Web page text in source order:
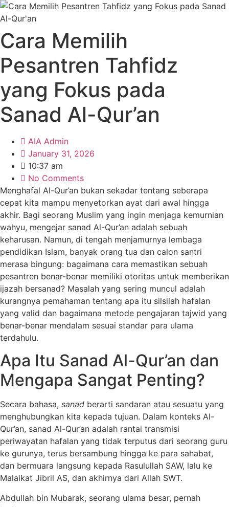
Skip
to
content
Cara Memilih
Pesantren Tahfidz
yang Fokus pada
Sanad Al-Qur’an
AIA Admin
January 31, 2026
10:37 am
No Comments
Menghafal Al-Qur’an bukan sekadar tentang seberapa
cepat kita mampu menyetorkan ayat dari awal hingga
akhir. Bagi seorang Muslim yang ingin menjaga kemurnian
wahyu, mengejar sanad Al-Qur’an adalah sebuah
keharusan. Namun, di tengah menjamurnya lembaga
pendidikan Islam, banyak orang tua dan calon santri
merasa bingung: bagaimana cara memastikan sebuah
pesantren benar-benar memiliki otoritas untuk memberikan
ijazah bersanad? Masalah yang sering muncul adalah
kurangnya pemahaman tentang apa itu silsilah hafalan
yang valid dan bagaimana metode pengajaran tajwid yang
benar-benar mendalam sesuai standar para ulama
terdahulu.
Apa Itu Sanad Al-Qur’an dan
Mengapa Sangat Penting?
Secara bahasa, sanad berarti sandaran atau sesuatu yang
menghubungkan kita kepada tujuan. Dalam konteks Al-
Qur’an, sanad Al-Qur’an adalah rantai transmisi
periwayatan hafalan yang tidak terputus dari seorang guru
ke gurunya, terus bersambung hingga ke para sahabat,
dan bermuara langsung kepada Rasulullah SAW, lalu ke
Malaikat Jibril AS, dan akhirnya dari Allah SWT.
Abdullah bin Mubarak, seorang ulama besar, pernah